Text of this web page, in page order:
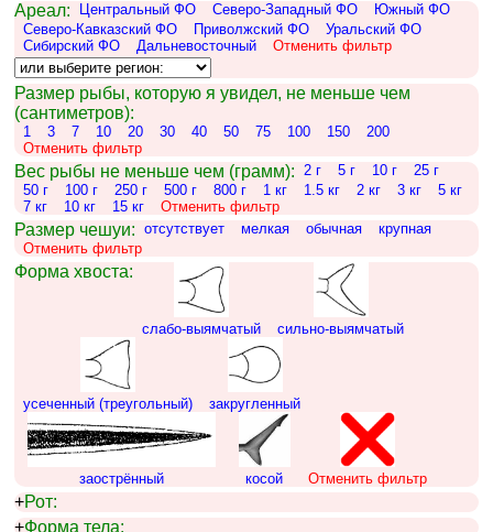
Ареал: Центральный ФО Северо-Западный ФО
Южный ФО
Северо-Кавказский ФО
Приволжский ФО
Уральский ФО
Сибирский ФО
Дальневосточный Отменить фильтр
Размер рыбы, которую я увидел, не меньше чем
(сантиметров):
1 3 7 10 20 30 40 50 75 100 150
200
Отменить фильтр
Вес рыбы не меньше чем (грамм): 2 г 5 г 10 г
25 г
50 г
100 г 250 г 500 г 800 г 1 кг 1.5 кг 2 кг 3 кг
5 кг
7 кг
10 кг 15 кг Отменить фильтр
Размер чешуи: отсутствует мелкая обычная
крупная
Отменить фильтр
Форма хвоста:
слабо-выямчатый сильно-выямчатый
усеченный (треугольный) закругленный
заострённый косой Отменить фильтр
+Рот:
+Форма тела: